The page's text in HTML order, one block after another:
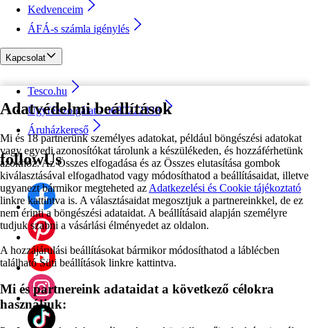
Adatvédelmi beállítások
Mi és 18 partnerünk személyes adatokat, például böngészési adatokat
vagy egyedi azonosítókat tárolunk a készülékeden, és hozzáférhetünk
azokhoz. Az Összes elfogadása és az Összes elutasítása gombok
kiválasztásával elfogadhatod vagy módosíthatod a beállításaidat, illetve
ugyanezt bármikor megteheted az Adatkezelési és Cookie tájékoztató
linkre kattintva is. A választásaidat megosztjuk a partnereinkkel, de ez
nem érinti a böngészési adataidat. A beállításaid alapján személyre
tudjuk szabni a vásárlási élményedet az oldalon.
A hozzájárulási beállításokat bármikor módosíthatod a láblécben
található Süti beállítások linkre kattintva.
Mi és partnereink adataidat a következő célokra
használjuk:
Kedvenceim
ÁFÁ-s számla igénylés
Kapcsolat
Tesco.hu
Ügyfélszolgálat - 0680222333
Áruházkereső
followUs